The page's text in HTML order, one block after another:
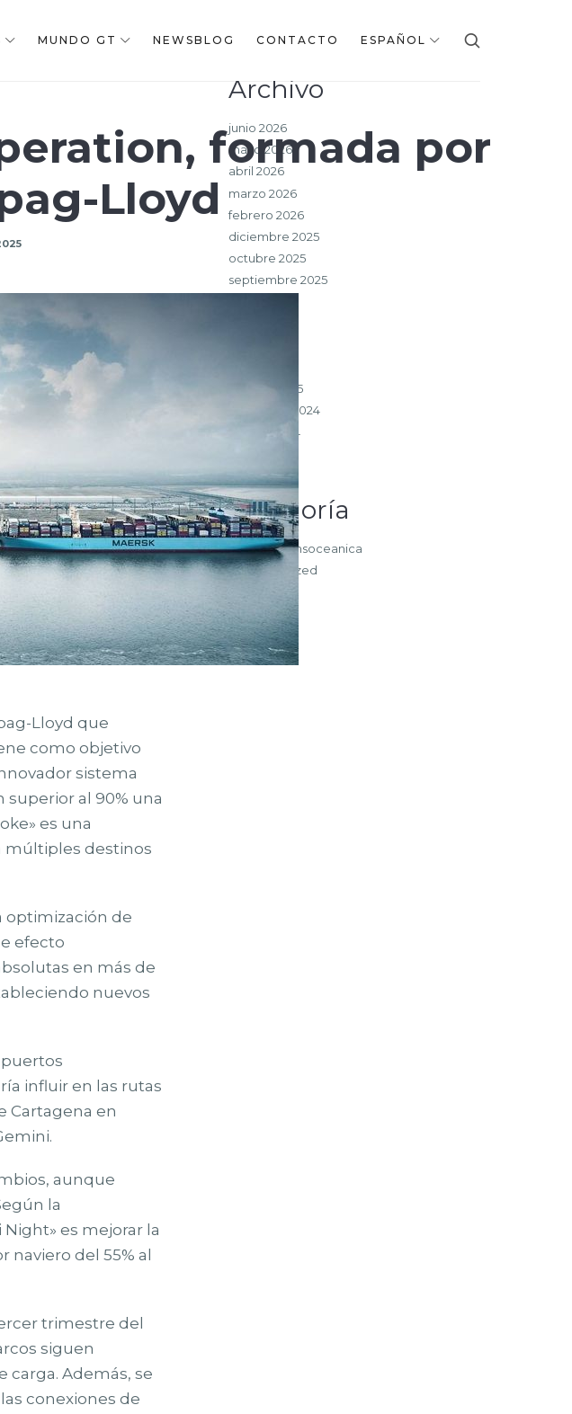
MUNDO GT NEWSBLOG CONTACTO ESPAÑOL
formada por
Lloyd
Lloyd que
como objetivo
sistema
superior al 90% una
es una
múltiples destinos
optimización de
efecto
en más de
nuevos
influir en las rutas
Cartagena en
aunque
la
es mejorar la
del 55% al
trimestre del
siguen
Además, se
conexiones de
Archivo
junio 2026
mayo 2026
abril 2026
marzo 2026
febrero 2026
diciembre 2025
octubre 2025
septiembre 2025
febrero 2025
diciembre 2024
agosto 2024
Categoría
Noticias Transoceanica
Uncategorized